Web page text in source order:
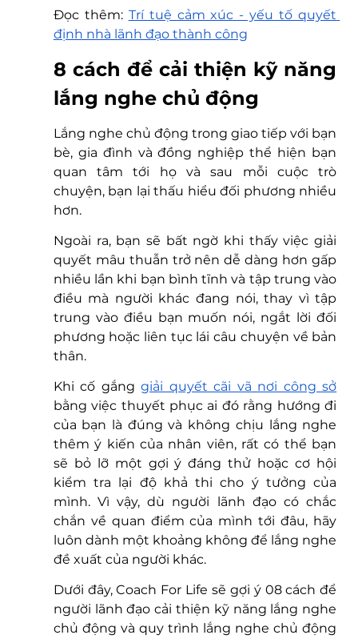
Đọc thêm: Trí tuệ cảm xúc - yếu tố quyết
định nhà lãnh đạo thành công
8 cách để cải thiện kỹ năng
lắng nghe chủ động
Lắng nghe chủ động trong giao tiếp với bạn
bè, gia đình và đồng nghiệp thể hiện bạn
quan tâm tới họ và sau mỗi cuộc trò
chuyện, bạn lại thấu hiểu đối phương nhiều
hơn.
Ngoài ra, bạn sẽ bất ngờ khi thấy việc giải
quyết mâu thuẫn trở nên dễ dàng hơn gấp
nhiều lần khi bạn bình tĩnh và tập trung vào
điều mà người khác đang nói, thay vì tập
trung vào điều bạn muốn nói, ngắt lời đối
phương hoặc liên tục lái câu chuyện về bản
thân.
Khi cố gắng giải quyết cãi vã nơi công sở
bằng việc thuyết phục ai đó rằng hướng đi
của bạn là đúng và không chịu lắng nghe
thêm ý kiến của nhân viên, rất có thể bạn
sẽ bỏ lỡ một gợi ý đáng thử hoặc cơ hội
kiểm tra lại độ khả thi cho ý tưởng của
mình. Vì vậy, dù người lãnh đạo có chắc
chắn về quan điểm của mình tới đâu, hãy
luôn dành một khoảng không để lắng nghe
đề xuất của người khác.
Dưới đây, Coach For Life sẽ gợi ý 08 cách để
người lãnh đạo cải thiện kỹ năng lắng nghe
chủ động và quy trình lắng nghe chủ động